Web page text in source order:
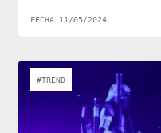
FECHA 11/05/2024
#TREND